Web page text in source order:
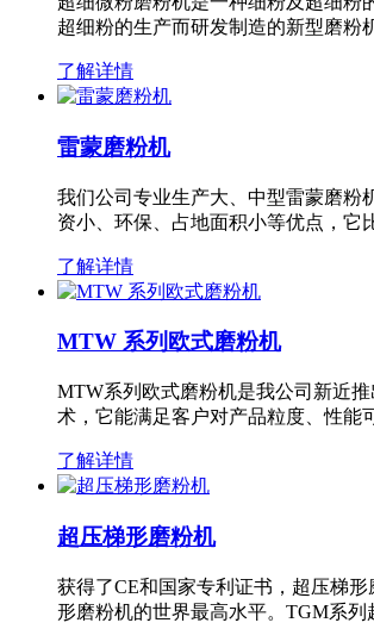
超细粉的生产而研发制造的新型磨粉
了解详情
雷蒙磨粉机
我们公司专业生产大、中型雷蒙磨粉
资小、环保、占地面积小等优点，它
了解详情
MTW 系列欧式磨粉机
MTW系列欧式磨粉机是我公司新近
术，它能满足客户对产品粒度、性能
了解详情
超压梯形磨粉机
获得了CE和国家专利证书，超压梯
形磨粉机的世界最高水平。TGM系